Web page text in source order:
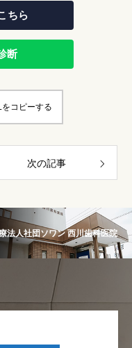
ちら
断
コピーする
次の記事
法人社団ソワン 西川歯科医院